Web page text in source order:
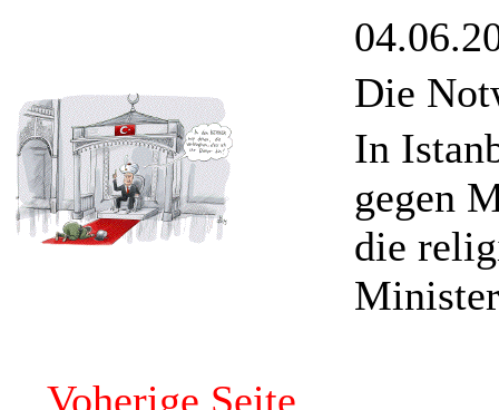
Die
In
gegen
die
Voherige Seite